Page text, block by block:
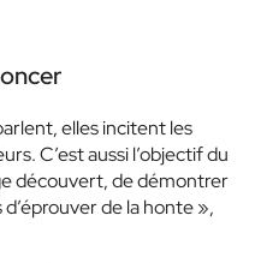
elles incitent les
C’est aussi l’objectif du
découvert, de démontrer
de la honte »,